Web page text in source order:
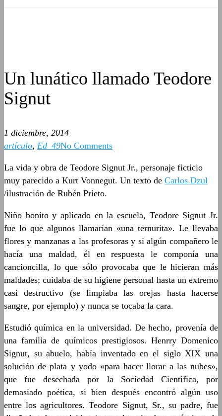
Un lunático llamado Teodore
Signut
1 diciembre, 2014
artículo, Ed_49No Comments
La vida y obra de Teodore Signut Jr., personaje ficticio
muy parecido a Kurt Vonnegut. Un texto de Carlos Dzul
/ilustración de Rubén Prieto.
Niño bonito y aplicado en la escuela, Teodore Signut Jr.
fue lo que algunos llamarían «una ternurita». Le llevaba
flores y manzanas a las profesoras y si algún compañero le
hacía una maldad, él en respuesta le componía una
cancioncilla, lo que sólo provocaba que le hicieran más
maldades; cuidaba de su higiene personal hasta un extremo
casi destructivo (se limpiaba las orejas hasta hacerse
sangre, por ejemplo) y nunca se tocaba la cara.
Estudió química en la universidad. De hecho, provenía de
una familia de químicos prestigiosos. Henrry Domenico
Signut, su abuelo, había inventado en el siglo XIX una
solución de plata y yodo «para hacer llorar a las nubes»,
que fue desechada por la Sociedad Científica, por
demasiado poética, si bien después encontró algún uso
entre los agricultores. Teodore Signut, Sr., su padre, fue